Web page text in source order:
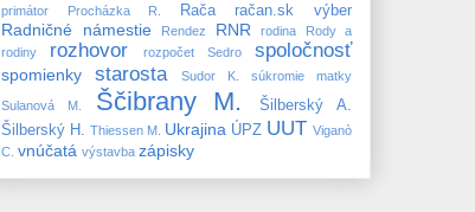
primátor
Procházka R. Rača račan.sk výber
Radničné námestie Rendez RNR rodina
Rody a
rodiny
rozhovor rozpočet Sedro spoločnosť
spomienky starosta Sudor K. súkromie matky
Sulanová M. Ščibrany M.
Šilberský A.
Šilberský H.
Thiessen M. Ukrajina ÚPZ UUT Viganò
C. vnúčatá výstavba zápisky